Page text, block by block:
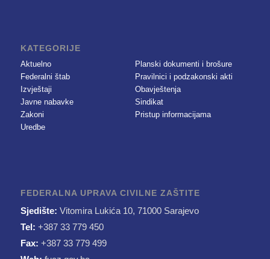
KATEGORIJE
Aktuelno
Federalni štab
Izvještaji
Javne nabavke
Zakoni
Uredbe
Planski dokumenti i brošure
Pravilnici i podzakonski akti
Obavještenja
Sindikat
Pristup informacijama
FEDERALNA UPRAVA CIVILNE ZAŠTITE
Sjedište: Vitomira Lukića 10, 71000 Sarajevo
Tel: +387 33 779 450
Fax: +387 33 779 499